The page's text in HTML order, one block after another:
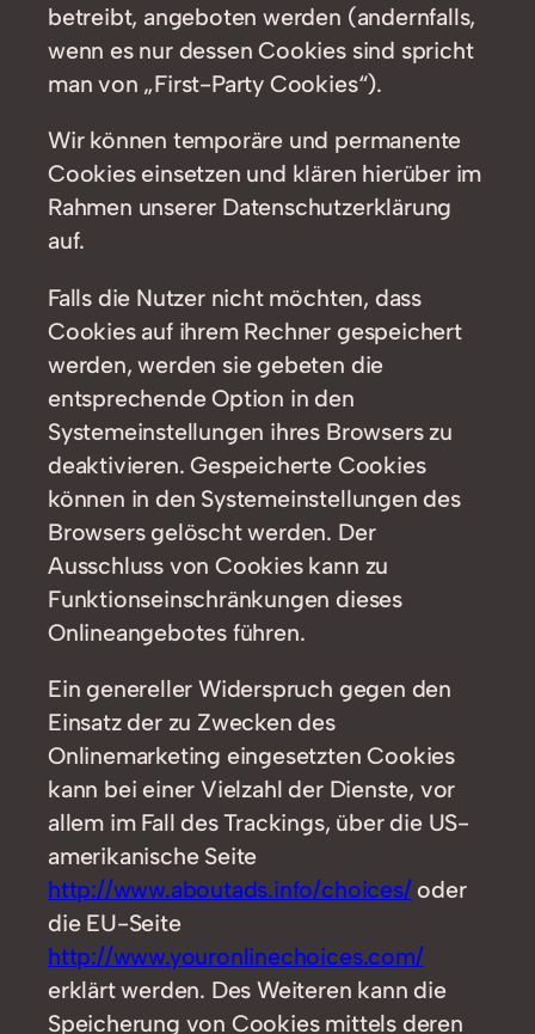
betreibt, angeboten werden (andernfalls,
wenn es nur dessen Cookies sind spricht
man von „First-Party Cookies“).
Wir können temporäre und permanente
Cookies einsetzen und klären hierüber im
Rahmen unserer Datenschutzerklärung
auf.
Falls die Nutzer nicht möchten, dass
Cookies auf ihrem Rechner gespeichert
werden, werden sie gebeten die
entsprechende Option in den
Systemeinstellungen ihres Browsers zu
deaktivieren. Gespeicherte Cookies
können in den Systemeinstellungen des
Browsers gelöscht werden. Der
Ausschluss von Cookies kann zu
Funktionseinschränkungen dieses
Onlineangebotes führen.
Ein genereller Widerspruch gegen den
Einsatz der zu Zwecken des
Onlinemarketing eingesetzten Cookies
kann bei einer Vielzahl der Dienste, vor
allem im Fall des Trackings, über die US-
amerikanische Seite
http://www.aboutads.info/choices/oder
die EU-Seite
http://www.youronlinechoices.com/
erklärt werden. Des Weiteren kann die
Speicherung von Cookies mittels deren